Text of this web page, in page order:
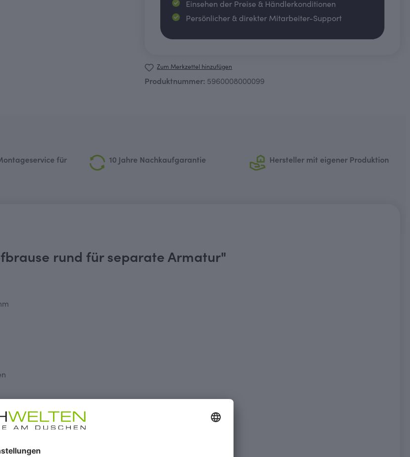
Einsehen der Preise & Händlerkonditionen
Persönlicher & direkter Mitarbeiter-Support
Zum Merkzettel hinzufügen
Produktnummer: 5960008000099
für
10 Jahre Nachkaufgarantie Hersteller mit eigener Produktion
rund für separate Armatur"
mit Druckspeicher gedacht.
zu achten (ab 24 kW).